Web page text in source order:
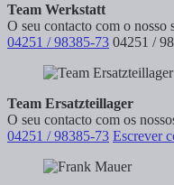
Team Werkstatt
O seu contacto com o nosso
04251 / 98385-73 04251 /
Team Ersatzteillager
O seu contacto com os
04251 / 98385-73 Escrever